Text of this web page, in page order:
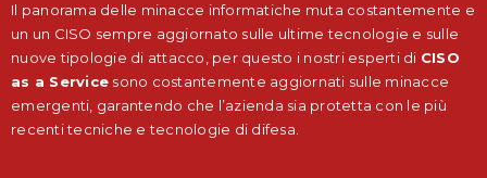
Il panorama delle minacce informatiche muta costantemente e
un un CISO sempre aggiornato sulle ultime tecnologie e sulle
nuove tipologie di attacco, per questo i nostri esperti di CISO
as a Service sono costantemente aggiornati sulle minacce
emergenti, garantendo che l’azienda sia protetta con le più
recenti tecniche e tecnologie di difesa.